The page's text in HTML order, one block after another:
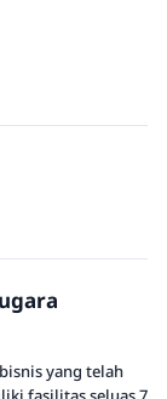
yang telah